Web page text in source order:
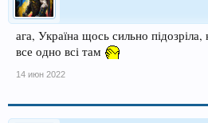
ага, Україна щось сильно підозріла,
все одно всі там
14 июн 2022